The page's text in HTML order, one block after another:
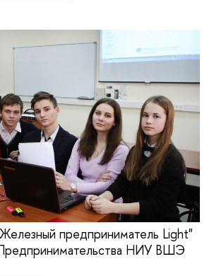
предприниматель Light"
НИУ ВШЭ